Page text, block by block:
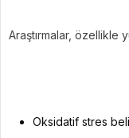
Araştırmalar, özellikle
Oksidatif stres